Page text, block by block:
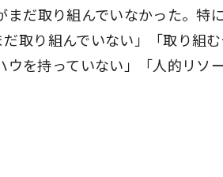
まだ取り組んでいなかった。特
取り組んでいない」「取り組
を持っていない」「人的リソ